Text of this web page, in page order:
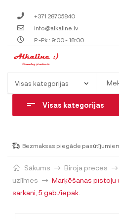
+371 28705840
info@alkaline.lv
P.-Pk.: 9:00 - 18:00
Visas kategorijas
Bezmaksas piegāde
Sākums Biroja preces
uzlīmes
Marķēšanas pistoļu
sarkani, 5 gab./iepak.